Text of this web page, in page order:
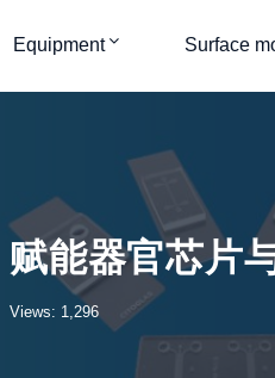
Equipment Surface
能器官芯片
Views: 1,296